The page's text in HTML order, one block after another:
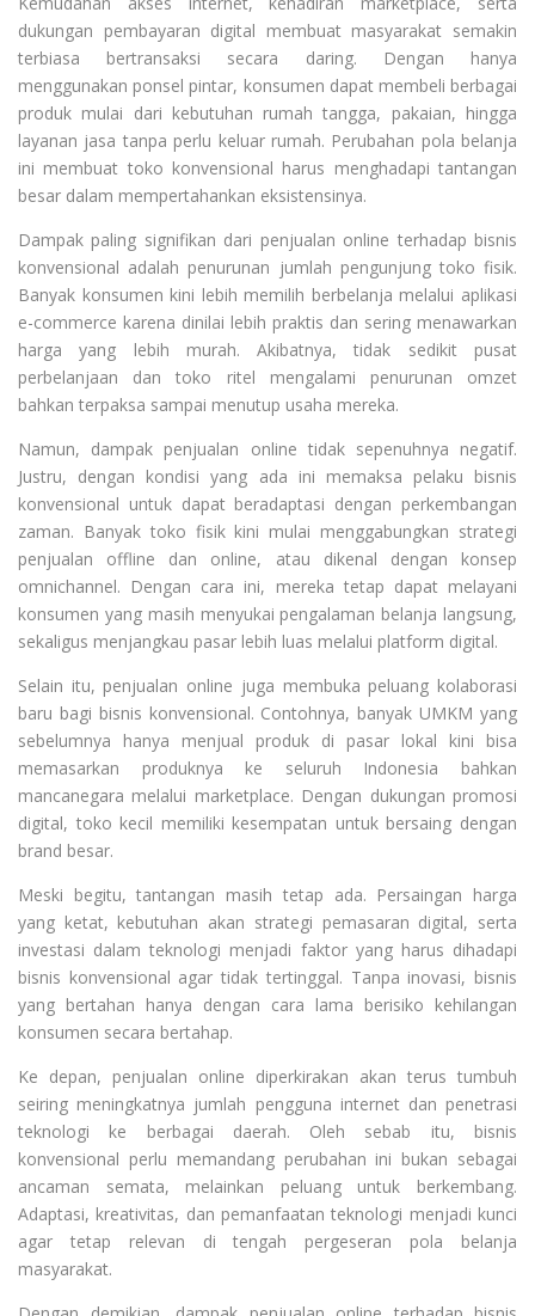
dukungan pembayaran digital membuat masyarakat semakin
terbiasa bertransaksi secara daring. Dengan hanya
menggunakan ponsel pintar, konsumen dapat membeli berbagai
produk mulai dari kebutuhan rumah tangga, pakaian, hingga
layanan jasa tanpa perlu keluar rumah. Perubahan pola belanja
ini membuat toko konvensional harus menghadapi tantangan
besar dalam mempertahankan eksistensinya.
Dampak paling signifikan dari penjualan online terhadap bisnis
konvensional adalah penurunan jumlah pengunjung toko fisik.
Banyak konsumen kini lebih memilih berbelanja melalui aplikasi
e-commerce karena dinilai lebih praktis dan sering menawarkan
harga yang lebih murah. Akibatnya, tidak sedikit pusat
perbelanjaan dan toko ritel mengalami penurunan omzet
bahkan terpaksa sampai menutup usaha mereka.
Namun, dampak penjualan online tidak sepenuhnya negatif.
Justru, dengan kondisi yang ada ini memaksa pelaku bisnis
konvensional untuk dapat beradaptasi dengan perkembangan
zaman. Banyak toko fisik kini mulai menggabungkan strategi
penjualan offline dan online, atau dikenal dengan konsep
omnichannel. Dengan cara ini, mereka tetap dapat melayani
konsumen yang masih menyukai pengalaman belanja langsung,
sekaligus menjangkau pasar lebih luas melalui platform digital.
Selain itu, penjualan online juga membuka peluang kolaborasi
baru bagi bisnis konvensional. Contohnya, banyak UMKM yang
sebelumnya hanya menjual produk di pasar lokal kini bisa
memasarkan produknya ke seluruh Indonesia bahkan
mancanegara melalui marketplace. Dengan dukungan promosi
digital, toko kecil memiliki kesempatan untuk bersaing dengan
brand besar.
Meski begitu, tantangan masih tetap ada. Persaingan harga
yang ketat, kebutuhan akan strategi pemasaran digital, serta
investasi dalam teknologi menjadi faktor yang harus dihadapi
bisnis konvensional agar tidak tertinggal. Tanpa inovasi, bisnis
yang bertahan hanya dengan cara lama berisiko kehilangan
konsumen secara bertahap.
Ke depan, penjualan online diperkirakan akan terus tumbuh
seiring meningkatnya jumlah pengguna internet dan penetrasi
teknologi ke berbagai daerah. Oleh sebab itu, bisnis
konvensional perlu memandang perubahan ini bukan sebagai
ancaman semata, melainkan peluang untuk berkembang.
Adaptasi, kreativitas, dan pemanfaatan teknologi menjadi kunci
agar tetap relevan di tengah pergeseran pola belanja
masyarakat.